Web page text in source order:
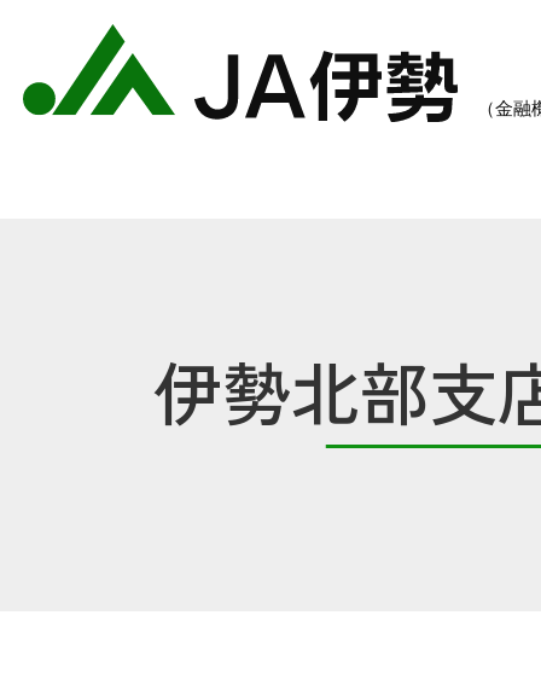
農業のご案内 各種手数料一覧 各種
伊勢北部支